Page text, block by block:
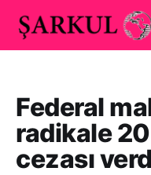
Federal
radikale
cezası